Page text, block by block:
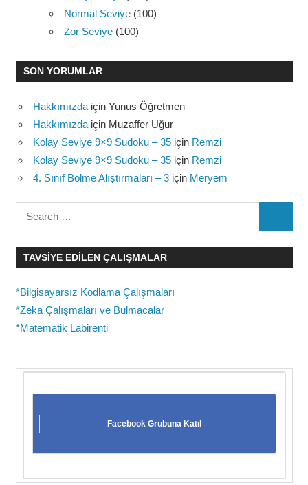
Normal Seviye (100)
Zor Seviye (100)
SON YORUMLAR
Hakkımızda için Yunus Öğretmen
Hakkımızda için Muzaffer Uğur
Kolay Seviye 9×9 Sudoku – 35 için Remzi
Kolay Seviye 9×9 Sudoku – 35 için Remzi
4. Sınıf Bölme Alıştırmaları – 3 için Meryem
Search
for:
TAVSIYE EDILEN ÇALIŞMALAR
*Bilgisayarsız Kodlama Çalışmaları
*Zeka Çalışmaları ve Bulmacalar
*Matematik Labirenti
Facebook Grubuna Katıl